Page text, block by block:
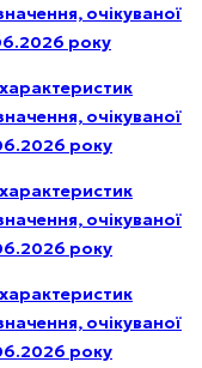
очікуваної
року
очікуваної
року
очікуваної
року
очікуваної
року